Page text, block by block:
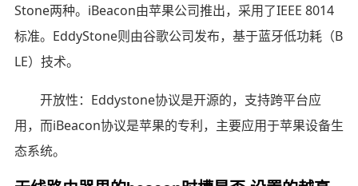
Stone两种。iBeacon由苹果公司推出，采用了IEEE 8014
标准。EddyStone则由谷歌公司发布，基于蓝牙低功耗（B
LE）技术。
开放性：Eddystone协议是开源的，支持跨平台应
用，而iBeacon协议是苹果的专利，主要应用于苹果设备生
态系统。